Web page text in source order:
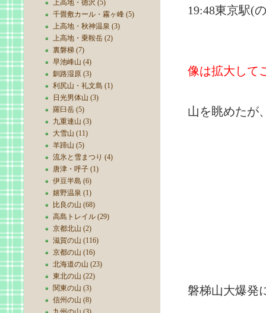
上高地・徳沢 (5)
千畳敷カール・霧ヶ峰 (5)
上高地・秋神温泉 (3)
上高地・乗鞍岳 (2)
裏磐梯 (7)
早池峰山 (4)
釧路湿原 (3)
利尻山・礼文島 (1)
日光男体山 (3)
羅臼岳 (5)
九重連山 (3)
大雪山 (11)
羊蹄山 (5)
流氷と雪まつり (4)
唐津・呼子 (1)
伊豆半島 (6)
嬉野温泉 (1)
比良の山 (68)
高島トレイル (29)
京都北山 (2)
滋賀の山 (116)
京都の山 (16)
北海道の山 (23)
東北の山 (22)
関東の山 (3)
信州の山 (8)
19:48東京駅(
像は拡大して
山を眺めたが
磐梯山大爆発